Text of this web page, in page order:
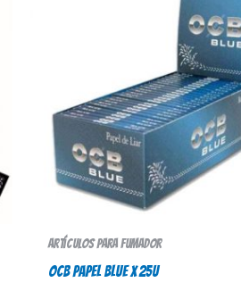
Artículos para fumador
OCB PAPEL BLUE X 25U